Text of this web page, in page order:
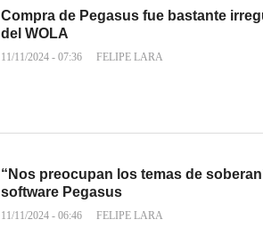
Compra de Pegasus fue bastante
del WOLA
11/11/2024 - 07:36 FELIPE LARA
“Nos preocupan los temas de
software Pegasus
11/11/2024 - 06:46 FELIPE LARA